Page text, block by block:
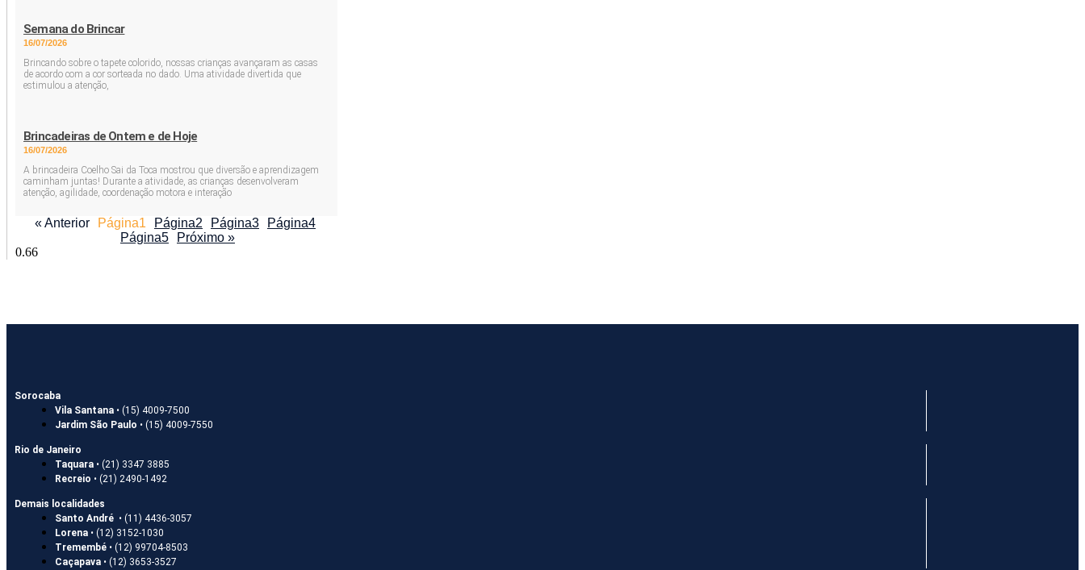
Semana do Brincar
16/07/2026
Brincando sobre o tapete colorido, nossas crianças avançaram as casas
de acordo com a cor sorteada no dado. Uma atividade divertida que
estimulou a atenção,
Brincadeiras de Ontem e de Hoje
16/07/2026
A brincadeira Coelho Sai da Toca mostrou que diversão e aprendizagem
caminham juntas! Durante a atividade, as crianças desenvolveram
atenção, agilidade, coordenação motora e interação
« Anterior Página1 Página2 Página3 Página4
Página5 Próximo »
Sorocaba
Vila Santana • (15) 4009-7500
Jardim São Paulo • (15) 4009-7550
Rio de Janeiro
Taquara • (21) 3347 3885
Recreio • (21) 2490-1492
Demais localidades
Santo André • (11) 4436-3057
Lorena • (12) 3152-1030
Tremembé • (12) 99704-8503
Caçapava • (12) 3653-3527